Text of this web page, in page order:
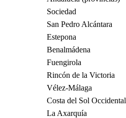
Sociedad
San Pedro Alcántara
Estepona
Benalmádena
Fuengirola
Rincón de la Victoria
Vélez-Málaga
Costa del Sol Occidental
La Axarquía